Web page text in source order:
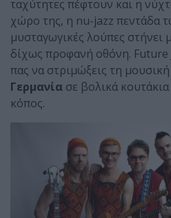
ταχύτητες πέφτουν και η
χώρο της, η nu-jazz πεντάδα
μυσταγωγικές λούπες
δίχως προφανή οθόνη. Future
πας να στριμώξεις τη
Γερμανία σε βολικά
κόπος.